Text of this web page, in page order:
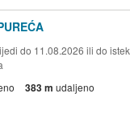
do 11.08.2026 ili do
383 m udaljeno